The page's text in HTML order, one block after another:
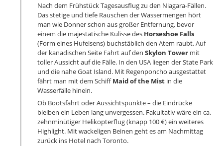
Nach dem Frühstück Tagesausflug zu den Niagara-Fällen.
Das stetige und tiefe Rauschen der Wassermengen hört
man wie Donner schon aus großer Entfernung, bevor
einem die majestätische Kulisse des Horseshoe Falls
(Form eines Hufeisens) buchstäblich den Atem raubt. Auf
der kanadischen Seite Fahrt auf den Skylon Tower mit
toller Aussicht auf die Fälle. In den USA liegen der State Park
und die nahe Goat Island. Mit Regenponcho ausgestattet
fährt man mit dem SchiffMaid of the Mist in die
Wasserfälle hinein.
Ob Bootsfahrt oder Aussichtspunkte – die Eindrücke
bleiben ein Leben lang unvergessen. Fakultativ wäre ein ca.
zehnminütiger Helikopterflug (knapp 100 €) ein weiteres
Highlight. Mit wackeligen Beinen geht es am Nachmittag
zurück ins Hotel nach Toronto.